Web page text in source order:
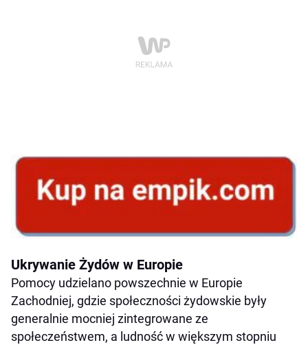
Ukrywanie Żydów w Europie
Pomocy udzielano powszechnie w Europie
Zachodniej, gdzie społeczności żydowskie były
generalnie mocniej zintegrowane ze
społeczeństwem, a ludność w większym stopniu